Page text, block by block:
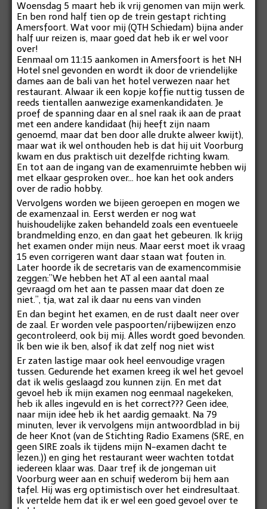
Woensdag 5 maart heb ik vrij genomen van mijn werk.
En ben rond half tien op de trein gestapt richting
Amersfoort. Wat voor mij (QTH Schiedam) bijna ander
half uur reizen is, maar goed dat heb ik er wel voor
over!
Eenmaal om 11:15 aankomen in Amersfoort is het NH
Hotel snel gevonden en wordt ik door de vriendelijke
dames aan de bali van het hotel verwezen naar het
restaurant. Alwaar ik een kopje koffie nuttig tussen de
reeds tientallen aanwezige examenkandidaten. Je
proef de spanning daar en al snel raak ik aan de praat
met een andere kandidaat (hij heeft zijn naam
genoemd, maar dat ben door alle drukte alweer kwijt),
maar wat ik wel onthouden heb is dat hij uit Voorburg
kwam en dus praktisch uit dezelfde richting kwam.
En tot aan de ingang van de examenruimte hebben wij
met elkaar gesproken over… hoe kan het ook anders
over de radio hobby.
Vervolgens worden we bijeen geroepen en mogen we
de examenzaal in. Eerst werden er nog wat
huishoudelijke zaken behandeld zoals een eventueele
brandmelding enzo, en dan gaat het gebeuren. Ik krijg
het examen onder mijn neus. Maar eerst moet ik vraag
15 even corrigeren want daar staan wat fouten in.
Later hoorde ik de secretaris van de examencommisie
zeggen:”We hebben het AT al een aantal maal
gevraagd om het aan te passen maar dat doen ze
niet.”, tja, wat zal ik daar nu eens van vinden
En dan begint het examen, en de rust daalt neer over
de zaal. Er worden vele paspoorten/rijbewijzen enzo
gecontroleerd, ook bij mij. Alles wordt goed bevonden.
Ik ben wie ik ben, alsof ik dat zelf nog niet wist
Er zaten lastige maar ook heel eenvoudige vragen
tussen. Gedurende het examen kreeg ik wel het gevoel
dat ik welis geslaagd zou kunnen zijn. En met dat
gevoel heb ik mijn examen nog eenmaal nagekeken,
heb ik alles ingevuld en is het correct??? Geen idee,
naar mijn idee heb ik het aardig gemaakt. Na 79
minuten, lever ik vervolgens mijn antwoordblad in bij
de heer Knot (van de Stichting Radio Examens (SRE, en
geen SIRE zoals ik tijdens mijn N-examen dacht te
lezen.)) en ging het restaurant weer wachten totdat
iedereen klaar was. Daar tref ik de jongeman uit
Voorburg weer aan en schuif wederom bij hem aan
tafel. Hij was erg optimistisch over het eindresultaat.
Ik vertelde hem dat ik er wel een goed gevoel over te